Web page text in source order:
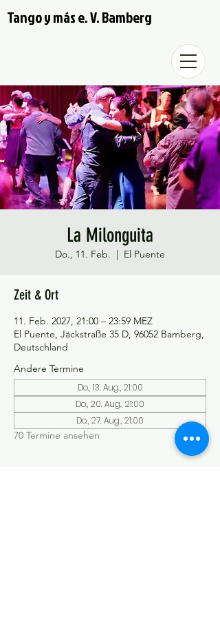
Tango y más e. V. Bamberg
La Milonguita
Do., 11. Feb.
  |
El Puente
Zeit & Ort
11. Feb. 2027, 21:00 – 23:59 MEZ
El Puente, Jäckstraße 35 D, 96052 Bamberg,
Deutschland
Andere Termine
Do., 13. Aug., 21:00
Do., 20. Aug., 21:00
Do., 27. Aug., 21:00
70 Termine ansehen